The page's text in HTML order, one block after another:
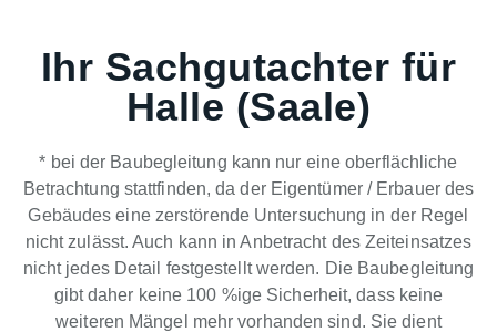
Ihr Sachgutachter für
Halle (Saale)
* bei der Baubegleitung kann nur eine oberflächliche
Betrachtung stattfinden, da der Eigentümer / Erbauer des
Gebäudes eine zerstörende Untersuchung in der Regel
nicht zulässt. Auch kann in Anbetracht des Zeiteinsatzes
nicht jedes Detail festgestellt werden. Die Baubegleitung
gibt daher keine 100 %ige Sicherheit, dass keine
weiteren Mängel mehr vorhanden sind. Sie dient